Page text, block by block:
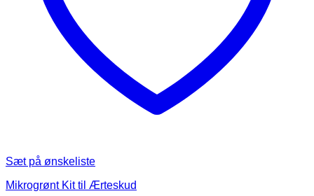
Sæt på ønskeliste
Mikrogrønt Kit til Ærteskud